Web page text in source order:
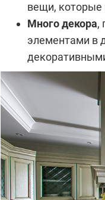
вещи, которые
Много декора,
элементами в